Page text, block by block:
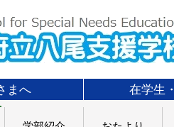
まへ 在学生